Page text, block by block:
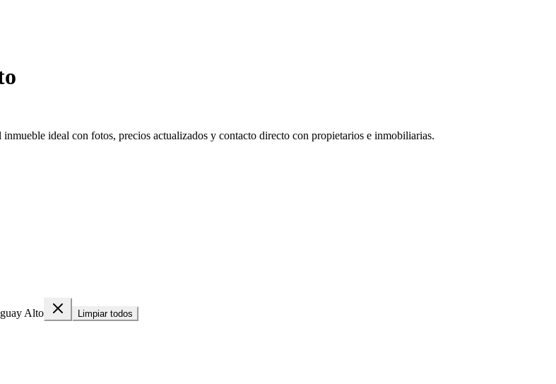
ideal con fotos, precios actualizados y contacto directo con propietarios e inmobiliarias.
Alto Limpiar todos